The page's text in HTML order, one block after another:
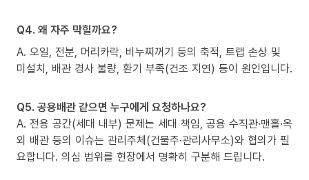
Q4. 왜 자주 막힐까요?
A. 오일, 전분, 머리카락, 비누찌꺼기 등의 축적, 트랩 손상 및
미설치, 배관 경사 불량, 환기 부족(건조 지연) 등이 원인입니다.
Q5. 공용배관 같으면 누구에게 요청하나요?
A. 전용 공간(세대 내부) 문제는 세대 책임, 공용 수직관·맨홀·옥
외 배관 등의 이슈는 관리주체(건물주·관리사무소)와 협의가 필
요합니다. 의심 범위를 현장에서 명확히 구분해 드립니다.